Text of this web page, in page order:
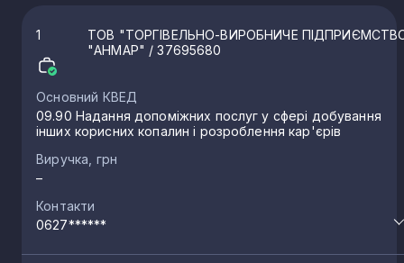
1
ТОВ "ТОРГІВЕЛЬНО-ВИРОБНИЧЕ
"АНМАР" / 37695680
Основний КВЕД
09.90 Надання допоміжних послуг у сфері добування
інших корисних копалин і розроблення кар'єрів
Виручка, грн
–
Контакти
0627******